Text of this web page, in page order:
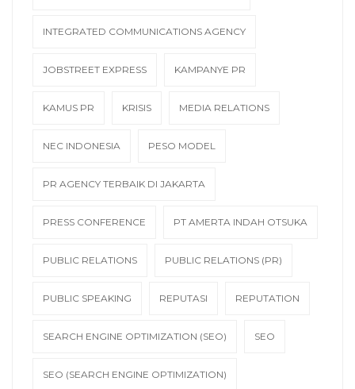
INTEGRATED COMMUNICATIONS AGENCY
JOBSTREET EXPRESS KAMPANYE PR
KAMUS PR KRISIS MEDIA RELATIONS
NEC INDONESIA PESO MODEL
PR AGENCY TERBAIK DI JAKARTA
PRESS CONFERENCE PT AMERTA INDAH OTSUKA
PUBLIC RELATIONS PUBLIC RELATIONS (PR)
PUBLIC SPEAKING REPUTASI REPUTATION
SEARCH ENGINE OPTIMIZATION (SEO) SEO
SEO (SEARCH ENGINE OPTIMIZATION)